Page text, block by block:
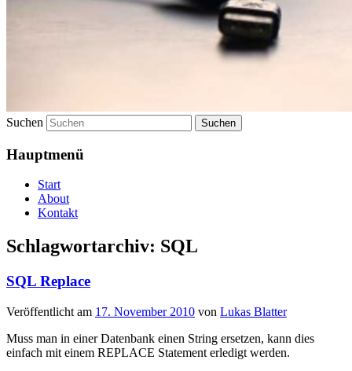
Suchen
Hauptmenü
Start
About
Kontakt
Schlagwortarchiv: SQL
SQL Replace
Veröffentlicht am 17. November 2010 von Lukas Blatter
Muss man in einer Datenbank einen String ersetzen, kann dies
einfach mit einem REPLACE Statement erledigt werden.